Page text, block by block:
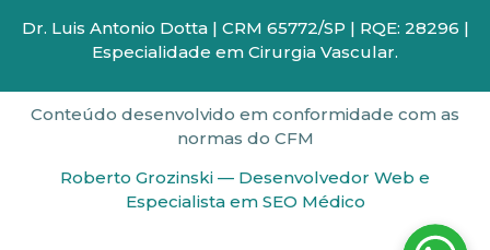
Dr. Luis Antonio Dotta | CRM 65772/SP | RQE: 28296 |
Especialidade em Cirurgia Vascular.
Conteúdo desenvolvido em conformidade com as
normas do CFM
Roberto Grozinski — Desenvolvedor Web e
Especialista em SEO Médico